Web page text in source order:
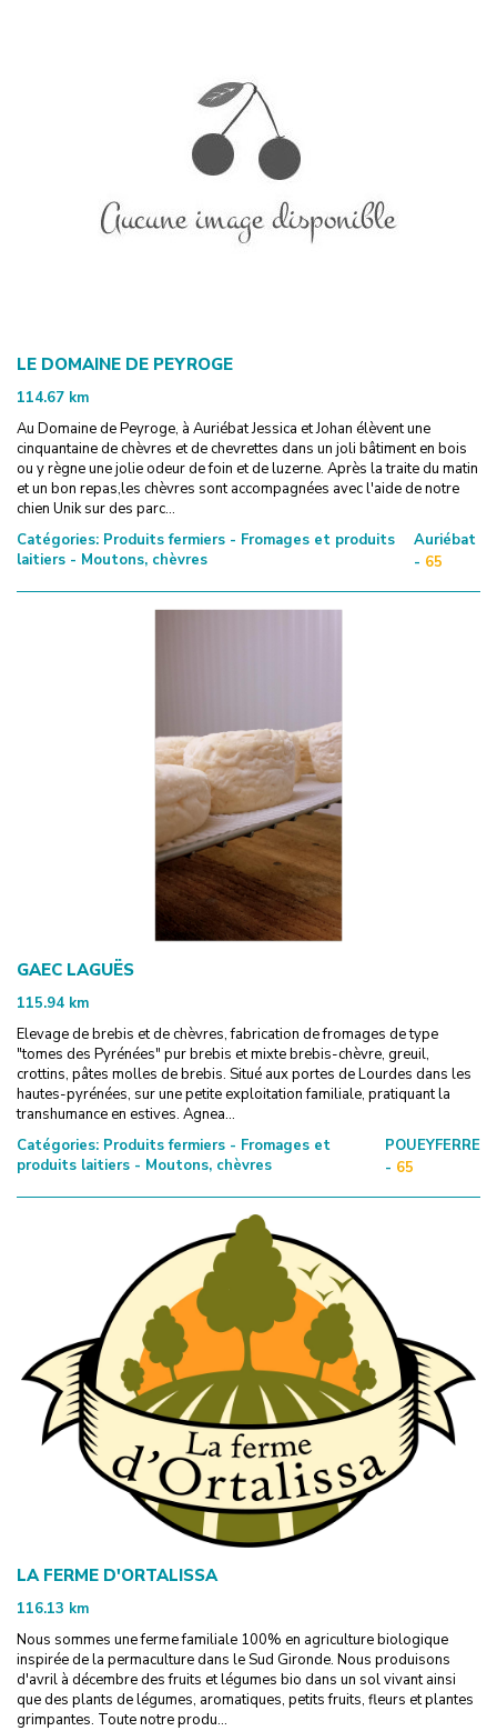
LE DOMAINE DE PEYROGE
114.67 km
Au Domaine de Peyroge, à Auriébat Jessica et Johan élèvent une
cinquantaine de chèvres et de chevrettes dans un joli bâtiment en bois
ou y règne une jolie odeur de foin et de luzerne. Après la traite du matin
et un bon repas,les chèvres sont accompagnées avec l'aide de notre
chien Unik sur des parc...
Catégories: Produits fermiers - Fromages et produits
laitiers - Moutons, chèvres
Auriébat
- 65
GAEC LAGUËS
115.94 km
Elevage de brebis et de chèvres, fabrication de fromages de type
"tomes des Pyrénées" pur brebis et mixte brebis-chèvre, greuil,
crottins, pâtes molles de brebis. Situé aux portes de Lourdes dans les
hautes-pyrénées, sur une petite exploitation familiale, pratiquant la
transhumance en estives. Agnea...
Catégories: Produits fermiers - Fromages et
produits laitiers - Moutons, chèvres
POUEYFERRE
- 65
LA FERME D'ORTALISSA
116.13 km
Nous sommes une ferme familiale 100% en agriculture biologique
inspirée de la permaculture dans le Sud Gironde. Nous produisons
d'avril à décembre des fruits et légumes bio dans un sol vivant ainsi
que des plants de légumes, aromatiques, petits fruits, fleurs et plantes
grimpantes. Toute notre produ...